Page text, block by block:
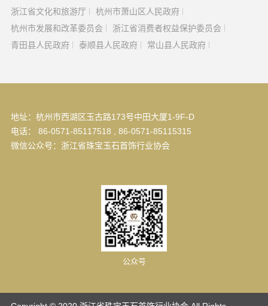
浙江省文化和旅游厅
杭州市萧山区人民政府
杭州市发展和改革委员会
浙江省消费者权益保护委员会
青田县人民政府
泰顺县人民政府 常山县人民政府
地址：杭州市西湖区玉古路173号中田大厦1-9F-D
电话： 86-0571-85117518 , 86-0571-85115315
微信公众号：浙江省珠宝玉石首饰行业协会
公众号